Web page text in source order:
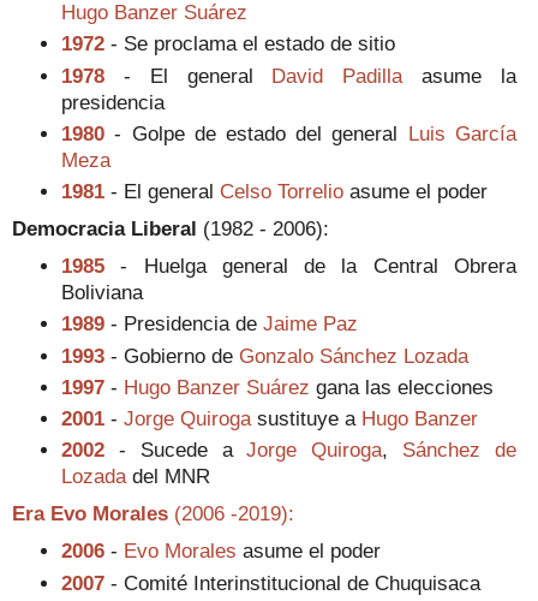
Hugo Banzer Suárez
1972- Se proclama el estado de sitio
1978- El general David Padilla asume la
presidencia
1980- Golpe de estado del general Luis García
Meza
1981- El general Celso Torrelio asume el poder
Democracia Liberal (1982 - 2006):
1985- Huelga general de la Central Obrera
Boliviana
1989- Presidencia deJaime Paz
1993- Gobierno de Gonzalo Sánchez Lozada
1997- Hugo Banzer Suárez gana las elecciones
2001-Jorge Quiroga sustituye a Hugo Banzer
2002- Sucede aJorge Quiroga, Sánchez de
Lozada del MNR
Era Evo Morales (2006 -2019):
2006- Evo Morales asume el poder
2007- Comité Interinstitucional de Chuquisaca